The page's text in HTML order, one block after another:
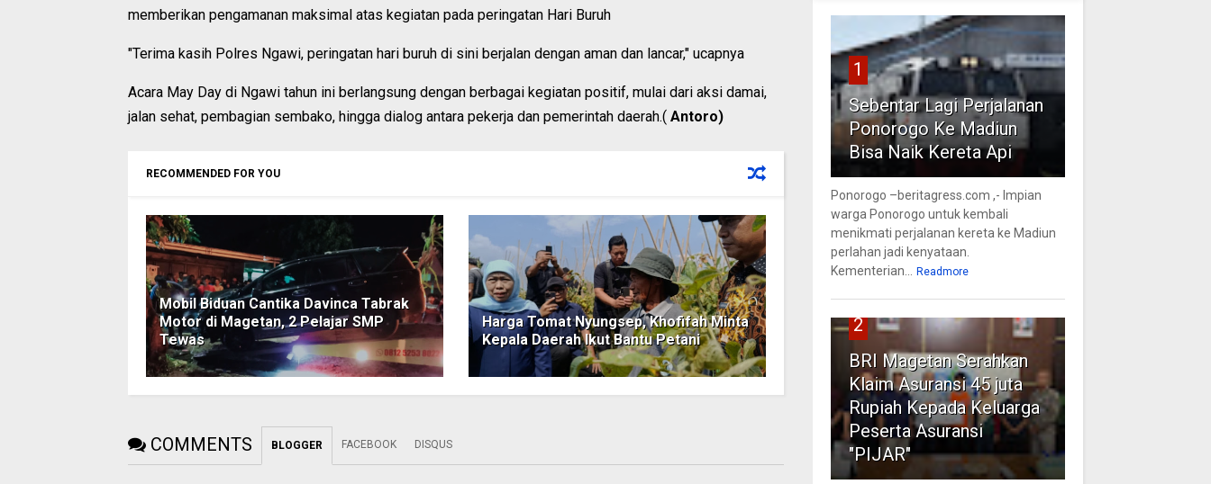
memberikan pengamanan maksimal atas kegiatan pada peringatan Hari Buruh
"Terima kasih Polres Ngawi, peringatan hari buruh di sini berjalan dengan aman dan lancar," ucapnya
Acara May Day di Ngawi tahun ini berlangsung dengan berbagai kegiatan positif, mulai dari aksi damai,
jalan sehat, pembagian sembako, hingga dialog antara pekerja dan pemerintah daerah.( Antoro)
RECOMMENDED FOR YOU
Mobil Biduan Cantika Davinca Tabrak
Motor di Magetan, 2 Pelajar SMP
Tewas
Harga Tomat Nyungsep, Khofifah Minta
Kepala Daerah Ikut Bantu Petani
COMMENTS BLOGGER FACEBOOK DISQUS
1
Sebentar Lagi Perjalanan
Ponorogo Ke Madiun
Bisa Naik Kereta Api
Ponorogo –beritagress.com ,- Impian
warga Ponorogo untuk kembali
menikmati perjalanan kereta ke Madiun
perlahan jadi kenyataan.
Kementerian...
Readmore
2
BRI Magetan Serahkan
Klaim Asuransi 45 juta
Rupiah Kepada Keluarga
Peserta Asuransi
"PIJAR"